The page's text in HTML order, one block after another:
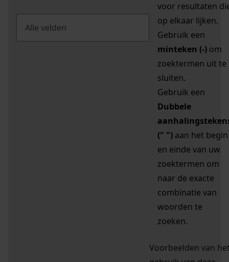
voor resultaten
op elkaar lijken.
Gebruik een
minteken (-) om
zoektermen uit te
sluiten.
Gebruik een
Dubbele
(" ") aan het begin
en einde van uw
zoektermen om
naar de exacte
combinatie van
woorden te
zoeken.
Voorbeelden van